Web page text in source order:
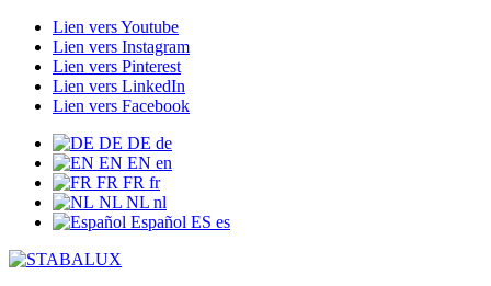
Lien vers Youtube
Lien vers Instagram
Lien vers Pinterest
Lien vers LinkedIn
Lien vers Facebook
DE DE de
EN EN en
FR FR fr
NL NL nl
Español ES es